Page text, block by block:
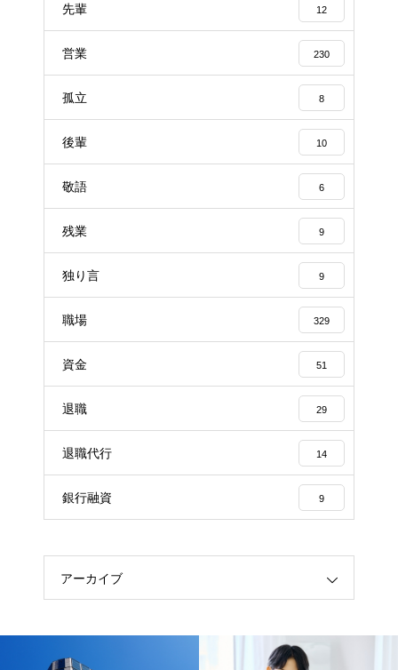
先輩 12
営業 230
孤立 8
後輩 10
敬語 6
残業 9
独り言 9
職場 329
資金 51
退職 29
退職代行 14
銀行融資 9
アーカイブ